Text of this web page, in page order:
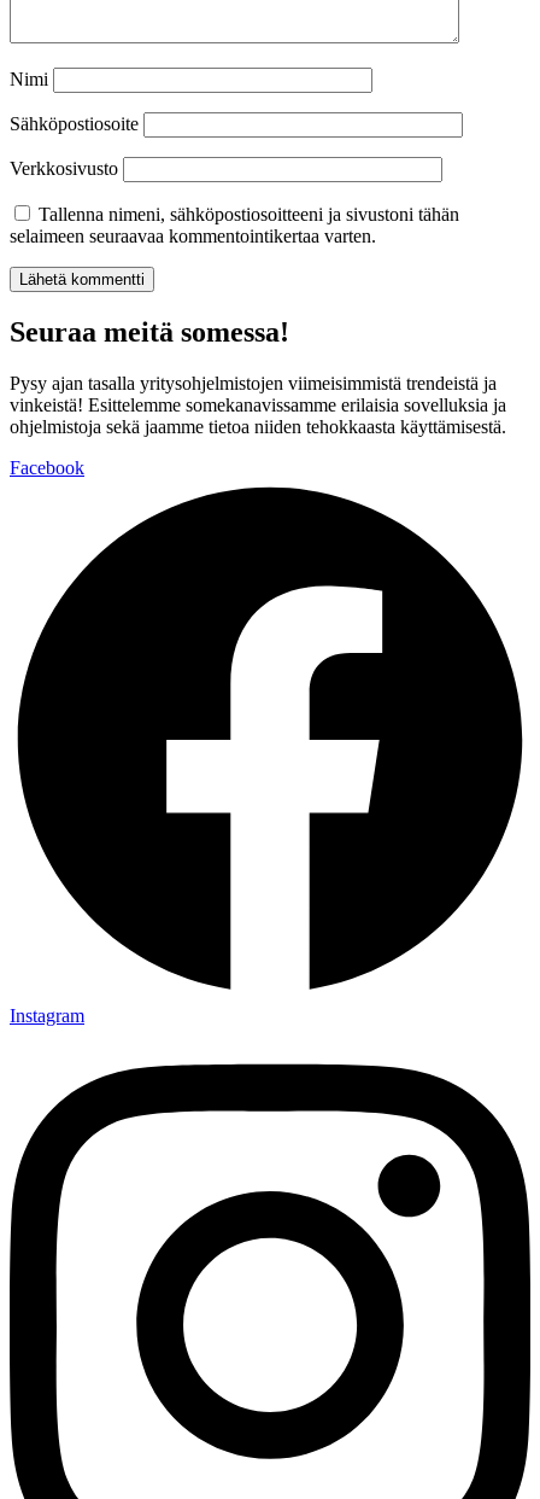
Nimi
Sähköpostiosoite
Verkkosivusto
Tallenna nimeni, sähköpostiosoitteeni ja sivustoni tähän
selaimeen seuraavaa kommentointikertaa varten.
Seuraa meitä somessa!
Pysy ajan tasalla yritysohjelmistojen viimeisimmistä trendeistä ja
vinkeistä! Esittelemme somekanavissamme erilaisia sovelluksia ja
ohjelmistoja sekä jaamme tietoa niiden tehokkaasta käyttämisestä.
Facebook
Instagram